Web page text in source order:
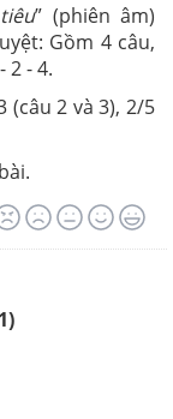
” (phiên âm)
Gồm 4 câu,
2 - 4.
(câu 2 và 3), 2/5